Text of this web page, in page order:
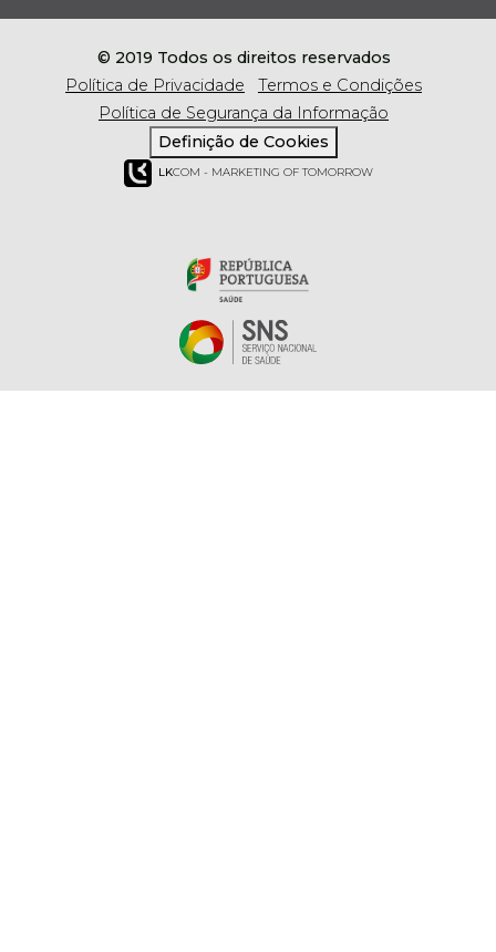
© 2019 Todos os direitos reservados
Política de Privacidade
Termos e Condições
Política de Segurança da Informação
Definição de Cookies
LKCOM - MARKETING OF TOMORROW